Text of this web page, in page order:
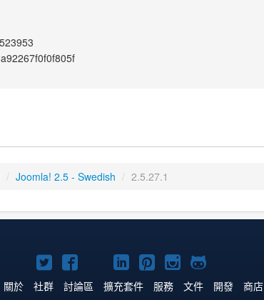
/ Joomla! 2.5 - Swedish / 2.5.27.1
Twitter
上
Facebook
上
YouTube
上
Linkedln
上
Pinterest
上
Instagram
上
GitHub
上
關於 社群 討論區 擴充套件 服務 文件 開發 商店